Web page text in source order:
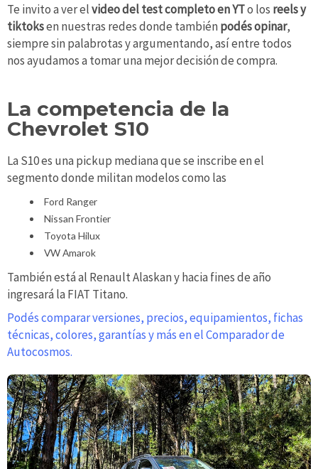
Te invito a ver elvideo del test completo en YTo los reels y
tiktoksen nuestras redes donde también podés opinar,
siempre sin palabrotas y argumentando, así entre todos
nos ayudamos a tomar una mejor decisión de compra.
La competencia de la
Chevrolet S10
La S10 es una pickup mediana que se inscribe en el
segmento donde militan modelos como las
Ford Ranger
Nissan Frontier
Toyota Hilux
VW Amarok
También está al Renault Alaskan y hacia fines de año
ingresará la FIAT Titano.
Podés comparar versiones, precios, equipamientos, fichas
técnicas, colores, garantías y más en el Comparador de
Autocosmos.